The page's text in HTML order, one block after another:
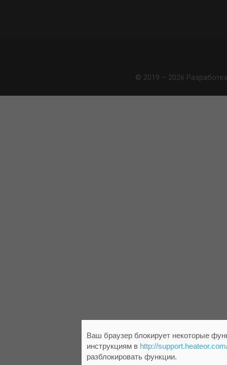
© 2019 – 2026
Ваш браузер блокирует некоторые
инструкциям в http://
разблокировать функции.